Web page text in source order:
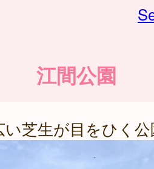
江間公園
い芝生が目をひく